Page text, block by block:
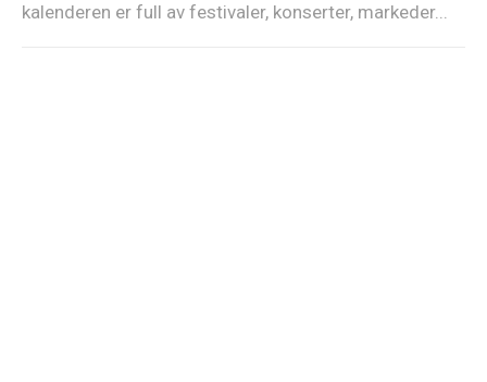
kalenderen er full av festivaler, konserter, markeder...